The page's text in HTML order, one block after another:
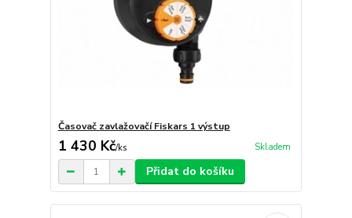
Časovač zavlažovačí Fiskars 1 výstup
1 430 Kč/ks Skladem
Přidat do košíku